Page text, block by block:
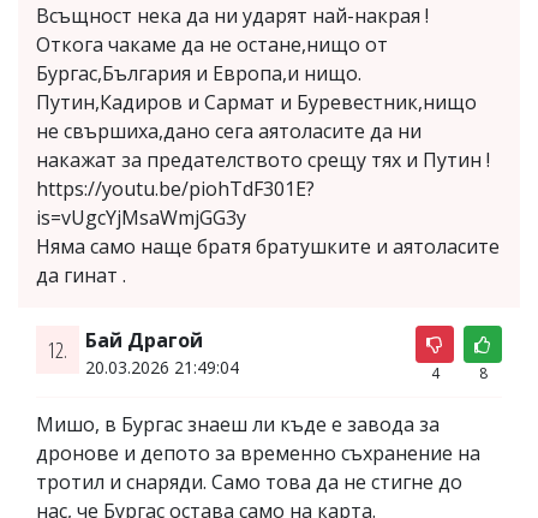
Всъщност нека да ни ударят най-накрая !
Откога чакаме да не остане,нищо от
Бургас,България и Европа,и нищо.
Путин,Кадиров и Сармат и Буревестник,нищо
не свършиха,дано сега аятоласите да ни
накажат за предателството срещу тях и Путин !
https://youtu.be/piohTdF301E?
is=vUgcYjMsaWmjGG3y
Няма само наще братя братушките и аятоласите
да гинат .
12. Бай Драгой
20.03.2026 21:49:04 4 8
Мишо, в Бургас знаеш ли къде е завода за
дронове и депото за временно съхранение на
тротил и снаряди. Само това да не стигне до
нас, че Бургас остава само на карта.